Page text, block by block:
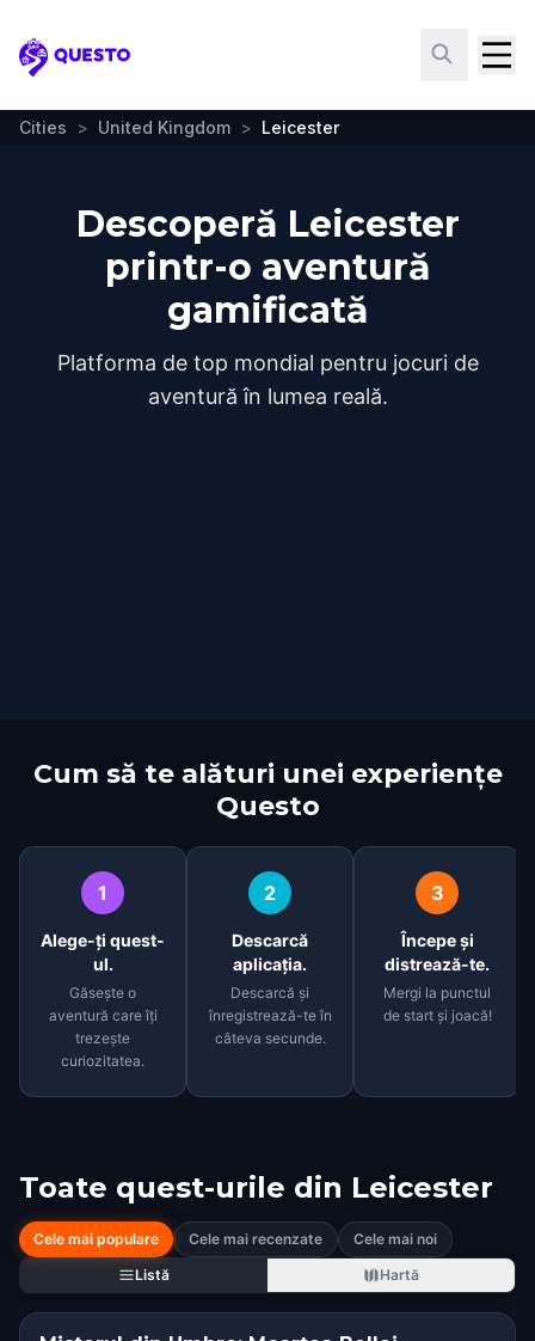
Questo
Cities > United Kingdom > Leicester
Descoperă Leicester
printr-o aventură
gamificată
Platforma de top mondial pentru jocuri de
aventură în lumea reală.
Cum să te alături unei experiențe
Questo
1
Alege-ți quest-
ul.
Găsește o
aventură care îți
trezește
curiozitatea.
2
Descarcă
aplicația.
Descarcă și
înregistrează-te în
câteva secunde.
3
Începe și
distrează-te.
Mergi la punctul
de start și joacă!
Toate quest-urile din Leicester
Cele mai populare Cele mai recenzate
Cele mai noi
Listă
Hartă